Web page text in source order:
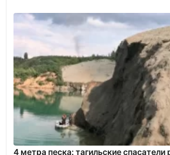
4 метра песка: тагильские спасатели